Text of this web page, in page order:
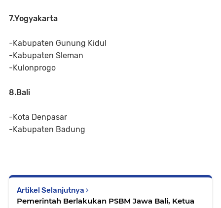
7.Yogyakarta
-Kabupaten Gunung Kidul
-Kabupaten Sleman
-Kulonprogo
8.Bali
-Kota Denpasar
-Kabupaten Badung
Artikel Selanjutnya
Pemerintah Berlakukan PSBM Jawa Bali, Ketua